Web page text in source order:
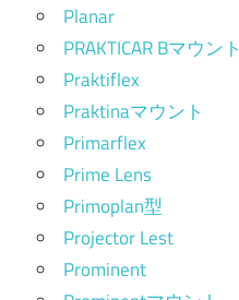
Planar
PRAKTICAR Bマウント
Praktiflex
Praktinaマウント
Primarflex
Prime Lens
Primoplan型
Projector Lest
Prominent